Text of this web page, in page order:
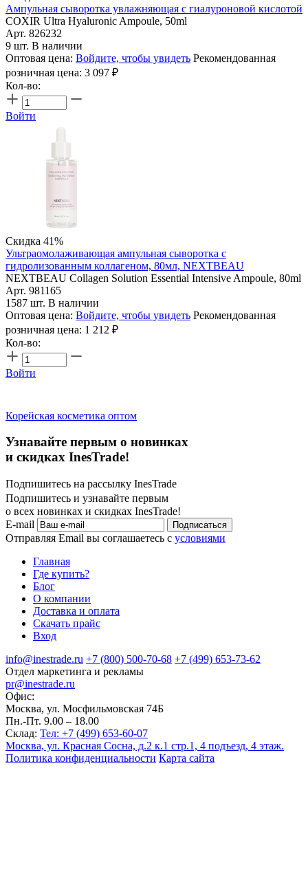
Ампульная сыворотка увлажняющая с гиалуроновой кислотой
COXIR Ultra Hyaluronic Ampoule, 50ml
Арт. 826232
9 шт. В наличии
Оптовая цена: Войдите, чтобы увидеть Рекомендованная
розничная цена: 3 097 ₽
Кол-во:
Войти
Скидка 41%
Ультраомолаживающая ампульная сыворотка с
гидролизованным коллагеном, 80мл, NEXTBEAU
NEXTBEAU Collagen Solution Essential Intensive Ampoule, 80ml
Арт. 981165
1587 шт. В наличии
Оптовая цена: Войдите, чтобы увидеть Рекомендованная
розничная цена: 1 212 ₽
Кол-во:
Войти
Корейская косметика оптом
Узнавайте первым о новинках
и скидках InesTrade!
Подпишитесь на рассылку InesTrade
Подпишитесь и узнавайте первым
о всех новинках и скидках InesTrade!
E-mail
Подписаться
Отправляя Email вы соглашаетесь с условиями
Главная
Где купить?
Блог
О компании
Доставка и оплата
Скачать прайс
Вход
info@inestrade.ru +7 (800) 500-70-68 +7 (499) 653-73-62
Отдел маркетинга и рекламы
pr@inestrade.ru
Офис:
Москва, ул. Мосфильмовская 74Б
Пн.-Пт. 9.00 – 18.00
Склад: Тел: +7 (499) 653-60-07
Москва, ул. Красная Сосна, д.2 к.1 стр.1, 4 подъезд, 4 этаж.
Политика конфиденциальности Карта сайта